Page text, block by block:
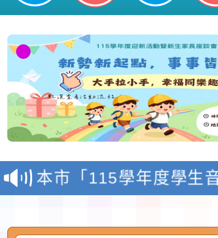
檢送「桃園市115學年
賽實施要點」1份
本市「115學年度學生
程安排一案
展演活動實施計畫」
社團法人中華民國畫廊